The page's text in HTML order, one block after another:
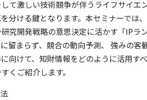
て激しい技術競争が伴うライフサイエ
分ける鍵となります。本セミナーでは
究開発戦略の意思決定に活かす「IPラ
留まらず、競合の動向予測、 強みの客
向けて、知財情報をどのように活用す
くご紹介します。